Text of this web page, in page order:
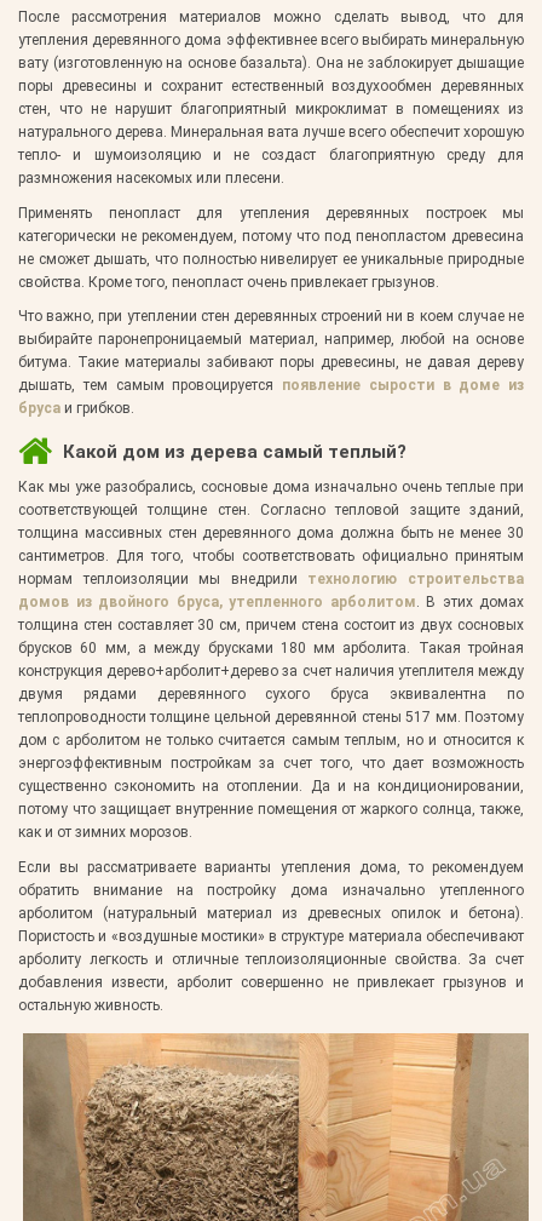
После рассмотрения материалов можно сделать вывод, что для
утепления деревянного дома эффективнее всего выбирать минеральную
вату (изготовленную на основе базальта). Она не заблокирует дышащие
поры древесины и сохранит естественный воздухообмен деревянных
стен, что не нарушит благоприятный микроклимат в помещениях из
натурального дерева. Минеральная вата лучше всего обеспечит хорошую
тепло- и шумоизоляцию и не создаст благоприятную среду для
размножения насекомых или плесени.
Применять пенопласт для утепления деревянных построек мы
категорически не рекомендуем, потому что под пенопластом древесина
не сможет дышать, что полностью нивелирует ее уникальные природные
свойства. Кроме того, пенопласт очень привлекает грызунов.
Что важно, при утеплении стен деревянных строений ни в коем случае не
выбирайте паронепроницаемый материал, например, любой на основе
битума. Такие материалы забивают поры древесины, не давая дереву
дышать, тем самым провоцируется появление сырости в доме из
бруса и грибков.
Какой дом из дерева самый теплый?
Как мы уже разобрались, сосновые дома изначально очень теплые при
соответствующей толщине стен. Согласно тепловой защите зданий,
толщина массивных стен деревянного дома должна быть не менее 30
сантиметров. Для того, чтобы соответствовать официально принятым
нормам теплоизоляции мы внедрили технологию строительства
домов из двойного бруса, утепленного арболитом. В этих домах
толщина стен составляет 30 см, причем стена состоит из двух сосновых
брусков 60 мм, а между брусками 180 мм арболита. Такая тройная
конструкция дерево+арболит+дерево за счет наличия утеплителя между
двумя рядами деревянного сухого бруса эквивалентна по
теплопроводности толщине цельной деревянной стены 517 мм. Поэтому
дом с арболитом не только считается самым теплым, но и относится к
энергоэффективным постройкам за счет того, что дает возможность
существенно сэкономить на отоплении. Да и на кондиционировании,
потому что защищает внутренние помещения от жаркого солнца, также,
как и от зимних морозов.
Если вы рассматриваете варианты утепления дома, то рекомендуем
обратить внимание на постройку дома изначально утепленного
арболитом (натуральный материал из древесных опилок и бетона).
Пористость и «воздушные мостики» в структуре материала обеспечивают
арболиту легкость и отличные теплоизоляционные свойства. За счет
добавления извести, арболит совершенно не привлекает грызунов и
остальную живность.